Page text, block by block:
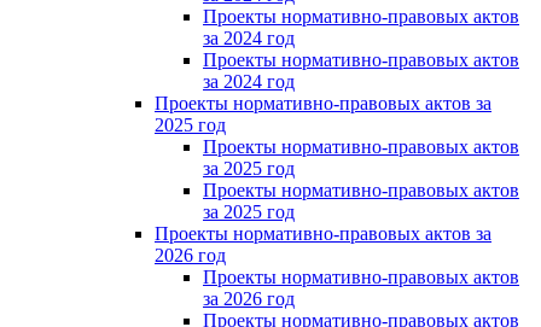
Проекты нормативно-правовых актов
за 2024 год
Проекты нормативно-правовых актов
за 2024 год
Проекты нормативно-правовых актов за
2025 год
Проекты нормативно-правовых актов
за 2025 год
Проекты нормативно-правовых актов
за 2025 год
Проекты нормативно-правовых актов за
2026 год
Проекты нормативно-правовых актов
за 2026 год
Проекты нормативно-правовых актов